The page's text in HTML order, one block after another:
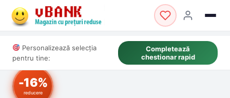
Personalizează selecția
pentru tine:
Completează
chestionar rapid
-16%
reducere